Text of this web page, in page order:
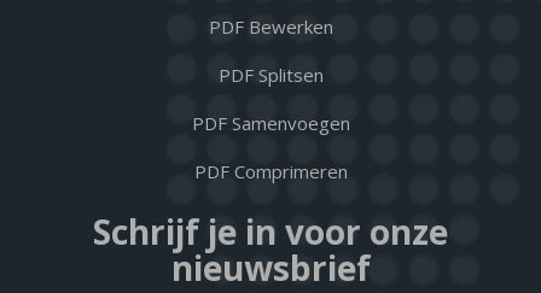
PDF Bewerken
PDF Splitsen
PDF Samenvoegen
PDF Comprimeren
Schrijf je in voor onze
nieuwsbrief